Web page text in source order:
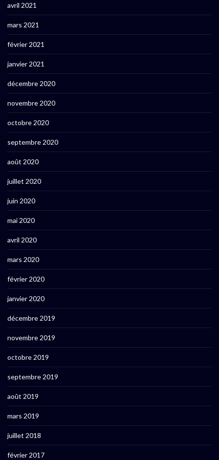
avril 2021
mars 2021
février 2021
janvier 2021
décembre 2020
novembre 2020
octobre 2020
septembre 2020
août 2020
juillet 2020
juin 2020
mai 2020
avril 2020
mars 2020
février 2020
janvier 2020
décembre 2019
novembre 2019
octobre 2019
septembre 2019
août 2019
mars 2019
juillet 2018
février 2017